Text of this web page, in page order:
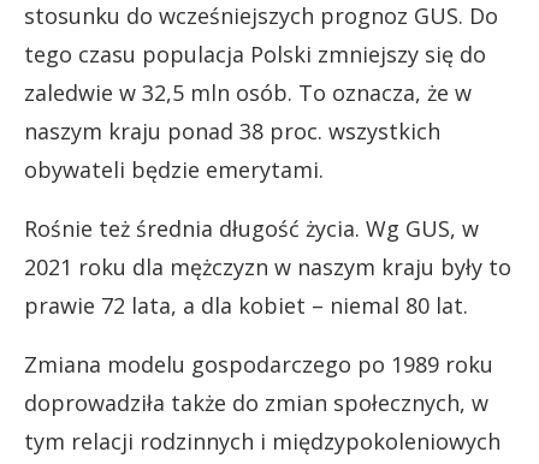
stosunku do wcześniejszych prognoz GUS. Do
tego czasu populacja Polski zmniejszy się do
zaledwie w 32,5 mln osób. To oznacza, że w
naszym kraju ponad 38 proc. wszystkich
obywateli będzie emerytami.
Rośnie też średnia długość życia. Wg GUS, w
2021 roku dla mężczyzn w naszym kraju były to
prawie 72 lata, a dla kobiet – niemal 80 lat.
Zmiana modelu gospodarczego po 1989 roku
doprowadziła także do zmian społecznych, w
tym relacji rodzinnych i międzypokoleniowych